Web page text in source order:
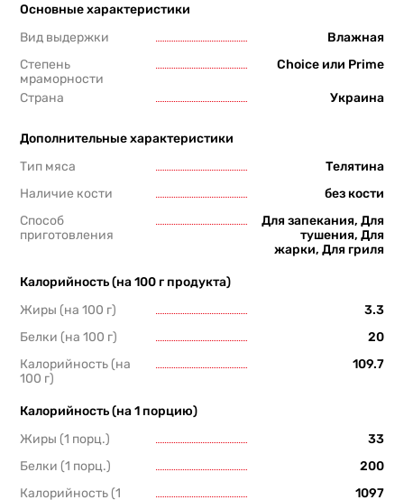
Основные характеристики
Вид выдержки
Влажная
Степень
мраморности
Choice или Prime
Страна Украина
Дополнительные характеристики
Тип мяса
Телятина
Наличие кости
без кости
Способ
приготовления
Для запекания, Для
тушения, Для
жарки, Для гриля
Калорийность (на 100 г продукта)
Жиры (на 100 г)
3.3
Белки (на 100 г)
20
Калорийность (на
100 г)
109.7
Калорийность (на 1 порцию)
Жиры (1 порц.)
33
Белки (1 порц.)
200
Калорийность (1
1097